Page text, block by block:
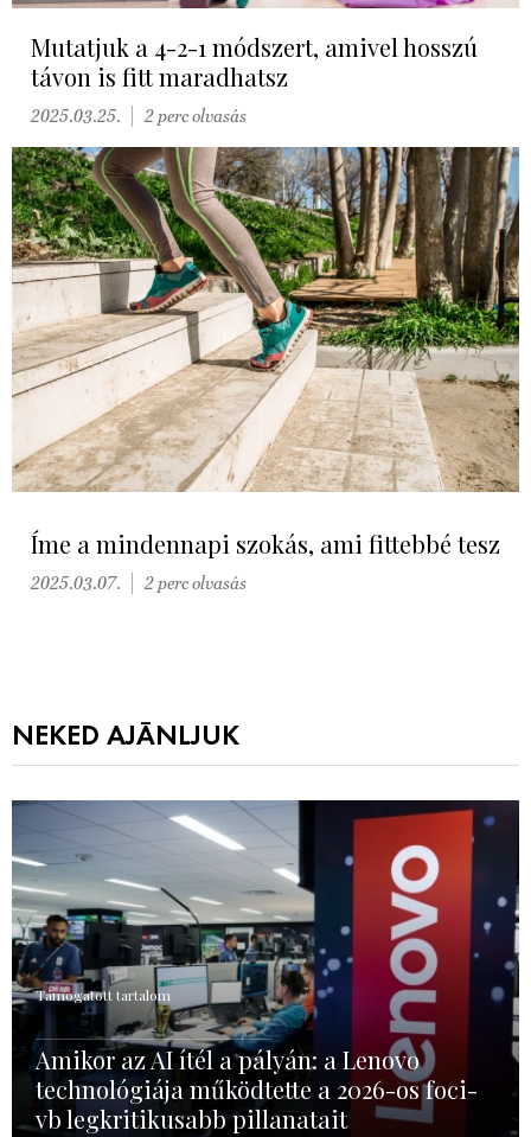
Mutatjuk a 4-2-1 módszert, amivel hosszú
távon is fitt maradhatsz
2025.03.25. 2 perc olvasás
Íme a mindennapi szokás, ami fittebbé tesz
2025.03.07. 2 perc olvasás
NEKED AJÁNLJUK
Támogatott tartalom
Amikor az AI ítél a pályán: a Lenovo
technológiája működtette a 2026-os foci-
vb legkritikusabb pillanatait